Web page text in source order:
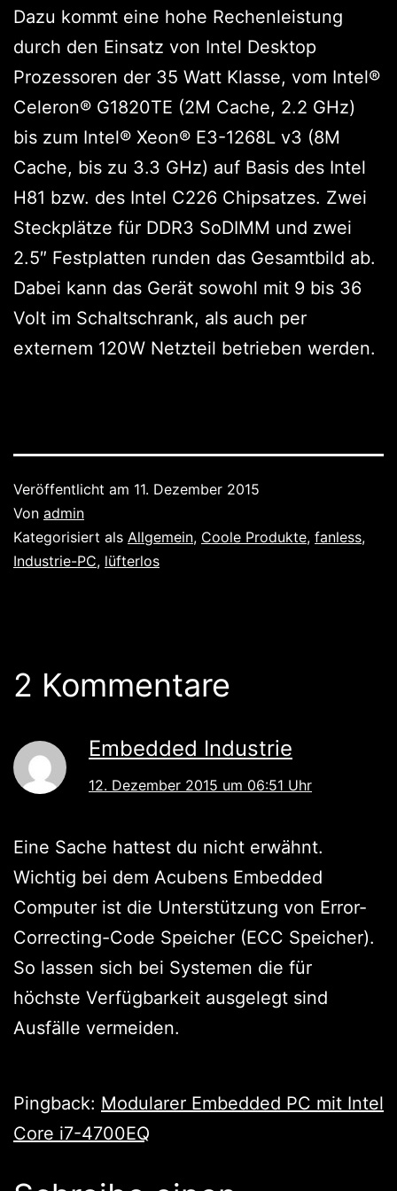
Dazu kommt eine hohe Rechenleistung
durch den Einsatz von Intel Desktop
Prozessoren der 35 Watt Klasse, vom Intel®
Celeron® G1820TE (2M Cache, 2.2 GHz)
bis zum Intel® Xeon® E3-1268L v3 (8M
Cache, bis zu 3.3 GHz) auf Basis des Intel
H81 bzw. des Intel C226 Chipsatzes. Zwei
Steckplätze für DDR3 SoDIMM und zwei
2.5″ Festplatten runden das Gesamtbild ab.
Dabei kann das Gerät sowohl mit 9 bis 36
Volt im Schaltschrank, als auch per
externem 120W Netzteil betrieben werden.
Veröffentlicht am 11. Dezember 2015
Von admin
Kategorisiert als Allgemein, Coole Produkte, fanless,
Industrie-PC, lüfterlos
2 Kommentare
Embedded Industrie
12. Dezember 2015 um 06:51 Uhr
Eine Sache hattest du nicht erwähnt.
Wichtig bei dem Acubens Embedded
Computer ist die Unterstützung von Error-
Correcting-Code Speicher (ECC Speicher).
So lassen sich bei Systemen die für
höchste Verfügbarkeit ausgelegt sind
Ausfälle vermeiden.
Pingback: Modularer Embedded PC mit Intel
Core i7-4700EQ